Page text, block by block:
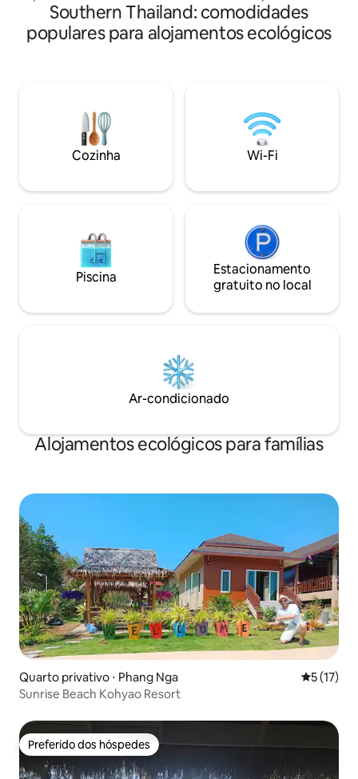
família no distrito de Phanom,
oferecendo serenidade com bela vista
para as montanhas e plantações de
bicicleta aquática, quadra de badminton,
quadriciclos e carrinho de golfe. No local,
nosso café serve comidas e bebidas das
09:00 às 19:00.
ตำบล เกาะยาวน้อ
82160 Na frente do seu bangalô há uma
vista muito
alugar uma moto
do quarto a cada
16:30. * Não permite animais de
estimação*
Southern Thailand: comodidades
populares para alojamentos ecológicos
Cozinha Wi-Fi
Piscina
Estacionamento
gratuito no local
Ar-condicionado
Alojamentos ecológicos para famílias
Quarto privativo ⋅ Phang Nga 5 de uma
5 (17)
Sunrise Beach Kohyao Resort
Preferido dos hóspedes
Preferido dos hóspedes